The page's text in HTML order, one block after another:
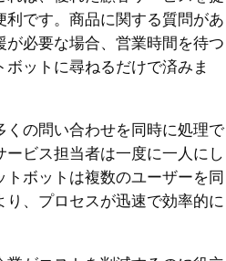
です。商品に関する質問があ
が必要な場合、営業時間を待つ
ットに尋ねるだけで済みま
の問い合わせを同時に処理で
ビス担当者は一度に一人にし
ボットは複数のユーザーを同
、プロセスが迅速で効率的に